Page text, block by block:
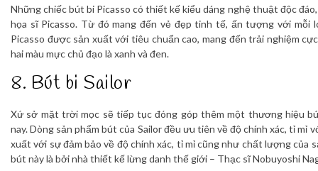
Những chiếc bút bi Picasso có thiết kế kiểu dáng nghệ thuật độc
họa sĩ Picasso. Từ đó mang đến vẻ đẹp tinh tế, ấn tượng với mỗi
Picasso được sản xuất với tiêu chuẩn cao, mang đến trải nghiệm
hai màu mực chủ đạo là xanh và đen.
8. Bút bi Sailor
Xứ sở mặt trời mọc sẽ tiếp tục đóng góp thêm một thương hiệu
nay. Dòng sản phẩm bút của Sailor đều ưu tiên về độ chính xác, tỉ mỉ
xuất với sự đảm bảo về độ chính xác, tỉ mỉ cũng như chất lượng của
bút này là bởi nhà thiết kế lừng danh thế giới – Thạc sĩ Nobuyoshi